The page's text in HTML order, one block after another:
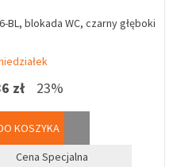
BL, blokada WC, czarny głęboki
zł 23%
KOSZYKA
Cena Specjalna